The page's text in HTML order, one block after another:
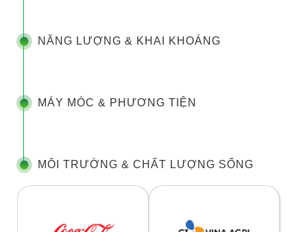
NĂNG LƯỢNG & KHAI KHOÁNG
MÁY MÓC & PHƯƠNG TIỆN
MÔI TRƯỜNG & CHẤT LƯỢNG SỐNG